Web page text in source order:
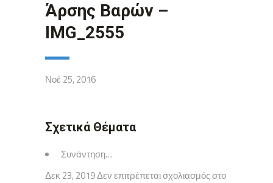
Άρσης Βαρών –
IMG_2555
Νοέ 25, 2016
Σχετικά Θέματα
Συνάντηση…
Δεκ 23, 2019 Δεν επιτρέπεται σχολιασμός στο